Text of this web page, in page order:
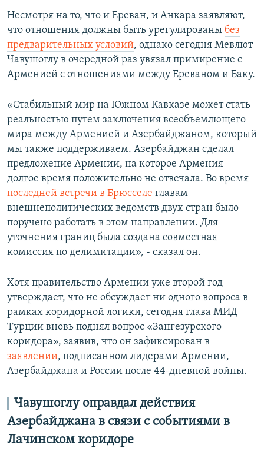
Несмотря на то, что и Ереван, и Анкара заявляют,
что отношения должны быть урегулированы без
предварительных условий, однако сегодня Мевлют
Чавушоглу в очередной раз увязал примирение с
Арменией с отношениями между Ереваном и Баку.
«Стабильный мир на Южном Кавказе может стать
реальностью путем заключения всеобъемлющего
мира между Арменией и Азербайджаном, который
мы также поддерживаем. Азербайджан сделал
предложение Армении, на которое Армения
долгое время положительно не отвечала. Во время
последней встречи в Брюсселе главам
внешнеполитических ведомств двух стран было
поручено работать в этом направлении. Для
уточнения границ была создана совместная
комиссия по делимитации», - сказал он.
Хотя правительство Армении уже второй год
утверждает, что не обсуждает ни одного вопроса в
рамках коридорной логики, сегодня глава МИД
Турции вновь поднял вопрос «Зангезурского
коридора», заявив, что он зафиксирован в
заявлении, подписанном лидерами Армении,
Азербайджана и России после 44-дневной войны.
Чавушоглу оправдал действия
Азербайджана в связи с событиями в
Лачинском коридоре